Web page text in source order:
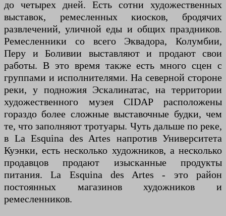
до четырех дней. Есть сотни художественных
выставок, ремесленных киосков, бродячих
развлечений, уличной еды и общих праздников.
Ремесленники со всего Эквадора, Колумбии,
Перу и Боливии выставляют и продают свои
работы. В это время также есть много сцен с
группами и исполнителями. На северной стороне
реки, у подножия Эскалинатас, на территории
художественного музея CIDAP расположены
гораздо более сложные выставочные будки, чем
те, что заполняют тротуары. Чуть дальше по реке,
в La Esquina des Artes напротив Университета
Куэнки, есть несколько художников, а несколько
продавцов продают изысканные продукты
питания. La Esquina des Artes - это район
постоянных магазинов художников и
ремесленников.